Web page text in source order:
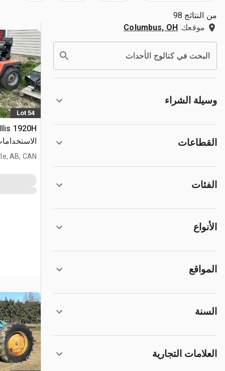
من النتائج 98
موقعك: Columbus, OH
البحث في كتالوج الأحداث
وسيلة الشراء
القطاعات
الفئات
الأنواع
المواقع
السنة
العلامات التجارية
Lot 54
AB, CAN